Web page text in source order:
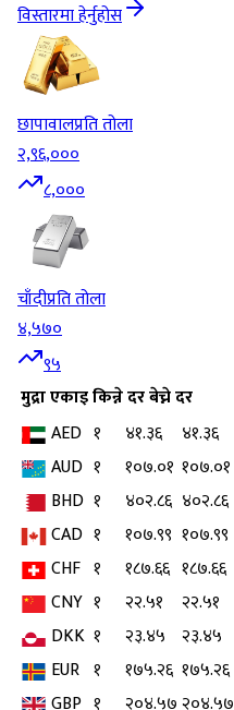
विस्तारमा हेर्नुहोस
छापावालप्रति तोला
२,९६,०००
८,०००
चाँदीप्रति तोला
४,५७०
९५
मुद्राएकाइकिन्ने दरबेच्ने दर
AED १ ४१.३६
४१.३६
AUD १ १०७.०१ १०७.०१
BHD १ ४०२.८६ ४०२.८६
CAD १ १०७.९९ १०७.९९
CHF १ १८७.६६ १८७.६६
CNY १ २२.५१
२२.५१
DKK १ २३.४५
२३.४५
EUR १ १७५.२६ १७५.२६